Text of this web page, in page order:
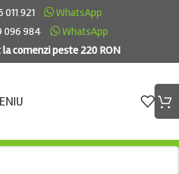
011 921
WhatsApp
096 984
WhatsApp
comenzi peste 220 RON